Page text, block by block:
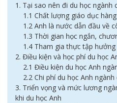
1. Tại sao nên đi du học ngành
1.1 Chất lượng giáo dục
1.2 Anh là nước dẫn đầu về
1.3 Thời gian học ngắn,
1.4 Tham gia thực tập
2. Điều kiện và học phí du học
2.1 Điều kiện du học Anh
2.2 Chi phí du học Anh
3. Triển vọng và mức lương
khi du học Anh